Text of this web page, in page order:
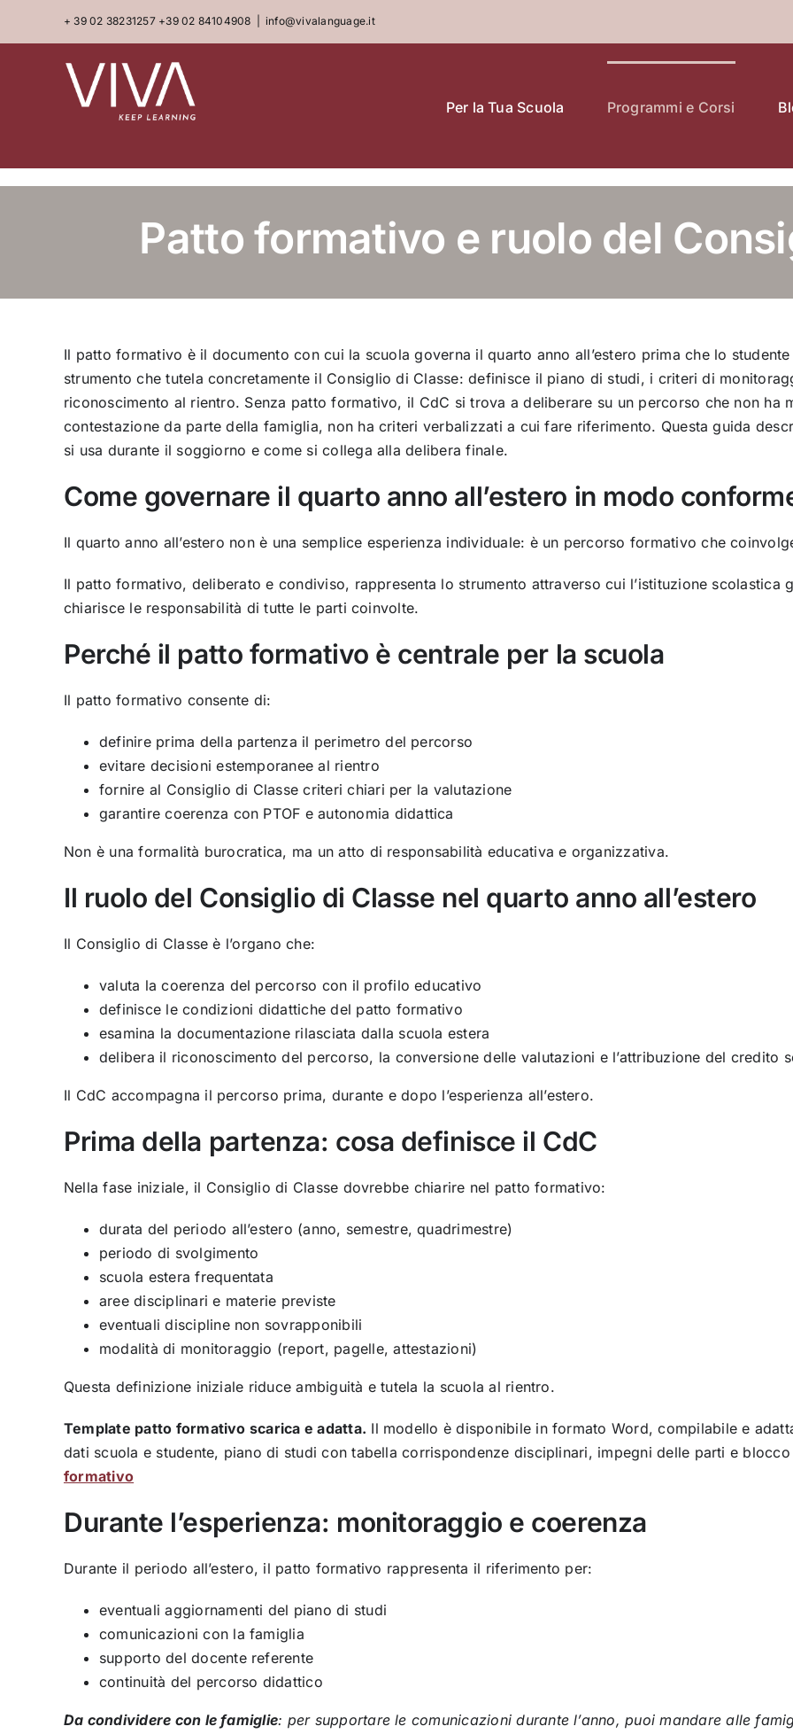
+ 39 02 38231257 +39 02 84104908 info@vivalanguage.it
Per la Tua Scuola Programmi e Corsi
Patto formativo e ruolo del
Il patto formativo è il documento con cui la scuola governa il quarto anno all’estero prima che lo
strumento che tutela concretamente il Consiglio di Classe: definisce il piano di studi, i criteri di
riconoscimento al rientro. Senza patto formativo, il CdC si trova a deliberare su un percorso che non ha
contestazione da parte della famiglia, non ha criteri verbalizzati a cui fare riferimento. Questa guida
si usa durante il soggiorno e come si collega alla delibera finale.
Come governare il quarto anno all’estero in modo
Il quarto anno all’estero non è una semplice esperienza individuale: è un percorso formativo che
Il patto formativo, deliberato e condiviso, rappresenta lo strumento attraverso cui l’istituzione scolastica
chiarisce le responsabilità di tutte le parti coinvolte.
Perché il patto formativo è centrale per la scuola
Il patto formativo consente di:
definire prima della partenza il perimetro del percorso
evitare decisioni estemporanee al rientro
fornire al Consiglio di Classe criteri chiari per la valutazione
garantire coerenza con PTOF e autonomia didattica
Non è una formalità burocratica, ma un atto di responsabilità educativa e organizzativa.
Il ruolo del Consiglio di Classe nel quarto anno all’estero
Il Consiglio di Classe è l’organo che:
valuta la coerenza del percorso con il profilo educativo
definisce le condizioni didattiche del patto formativo
esamina la documentazione rilasciata dalla scuola estera
delibera il riconoscimento del percorso, la conversione delle valutazioni e l’attribuzione del credito
Il CdC accompagna il percorso prima, durante e dopo l’esperienza all’estero.
Prima della partenza: cosa definisce il CdC
Nella fase iniziale, il Consiglio di Classe dovrebbe chiarire nel patto formativo:
durata del periodo all’estero (anno, semestre, quadrimestre)
periodo di svolgimento
scuola estera frequentata
aree disciplinari e materie previste
eventuali discipline non sovrapponibili
modalità di monitoraggio (report, pagelle, attestazioni)
Questa definizione iniziale riduce ambiguità e tutela la scuola al rientro.
Template patto formativo scarica e adatta. Il modello è disponibile in formato Word, compilabile e
dati scuola e studente, piano di studi con tabella corrispondenze disciplinari, impegni delle parti e
formativo
Durante l’esperienza: monitoraggio e coerenza
Durante il periodo all’estero, il patto formativo rappresenta il riferimento per:
eventuali aggiornamenti del piano di studi
comunicazioni con la famiglia
supporto del docente referente
continuità del percorso didattico
Da condividere con le famiglie: per supportare le comunicazioni durante l’anno, puoi mandare alle